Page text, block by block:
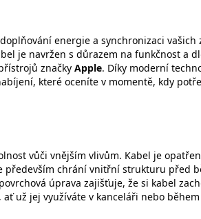
energie a synchronizaci vašich
je navržen s důrazem na funkčnost a
značky Apple. Díky moderní
které oceníte v momentě, kdy
vůči vnějším vlivům. Kabel je opatřen
především chrání vnitřní strukturu před
úprava zajišťuje, že si kabel
už jej využíváte v kanceláři nebo během